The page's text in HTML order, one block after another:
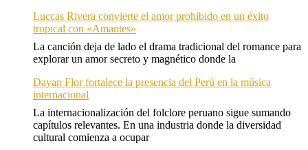
Luccas Rivera convierte el amor prohibido en un éxito
tropical con «Amantes»
La canción deja de lado el drama tradicional del romance para
explorar un amor secreto y magnético donde la
Dayan Flor fortalece la presencia del Perú en la música
internacional
La internacionalización del folclore peruano sigue sumando
capítulos relevantes. En una industria donde la diversidad
cultural comienza a ocupar